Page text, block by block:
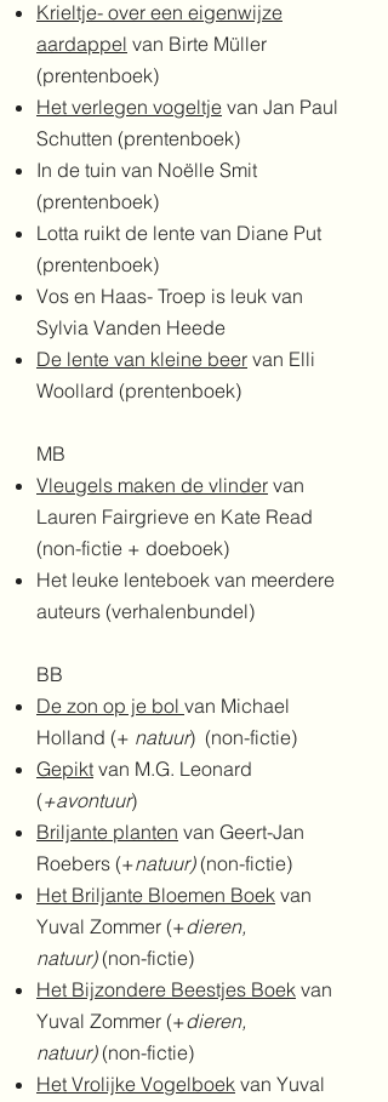
Krieltje- over een eigenwijze
aardappel van Birte Müller
(prentenboek)
Het verlegen vogeltje van Jan Paul
Schutten (prentenboek)
In de tuin van Noëlle Smit
(prentenboek)
Lotta ruikt de lente van Diane Put
(prentenboek)
Vos en Haas- Troep is leuk van
Sylvia Vanden Heede
De lente van kleine beer van Elli
Woollard (prentenboek)
MB
Vleugels maken de vlinder van
Lauren Fairgrieve en Kate Read
(non-fictie + doeboek)
Het leuke lenteboek van meerdere
auteurs (verhalenbundel)
BB
De zon op je bol van Michael
Holland (+ natuur) (non-fictie)
Gepikt van M.G. Leonard
(+avontuur)
Briljante planten van Geert-Jan
Roebers (+natuur)(non-fictie)
Het Briljante Bloemen Boek van
Yuval Zommer (+dieren,
natuur) (non-fictie)
Het Bijzondere Beestjes Boek van
Yuval Zommer (+dieren,
natuur) (non-fictie)
Het Vrolijke Vogelboek van Yuval